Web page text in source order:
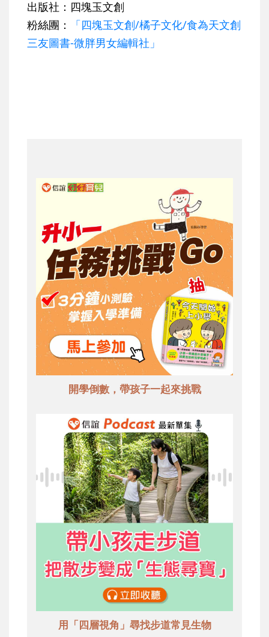
出版社：四塊玉文創
粉絲團：
「四塊玉文創/橘子文化/食為天文創
三友圖書-微胖男女編輯社」
開學倒數，帶孩子一起來挑戰
用「四層視角」尋找步道常見生物